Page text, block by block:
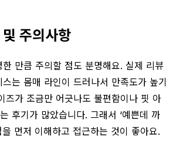
주의사항
만큼 주의할 점도 분명해요. 실제 리뷰
는 몸매 라인이 드러나서 만족도가 높기
즈가 조금만 어긋나도 불편함이나 핏 아
후기가 많았습니다. 그래서 ‘예쁜데 까
을 먼저 이해하고 접근하는 것이 좋아요.